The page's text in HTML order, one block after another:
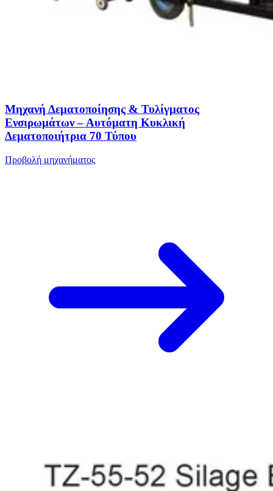
Μηχανή Δεματοποίησης & Τυλίγματος
Ενσιρωμάτων – Αυτόματη Κυκλική
Δεματοποιήτρια 70 Τύπου
Προβολή μηχανήματος